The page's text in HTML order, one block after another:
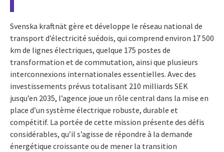
Svenska kraftnät gère et développe le réseau national de
transport d’électricité suédois, qui comprend environ 17 500
km de lignes électriques, quelque 175 postes de
transformation et de commutation, ainsi que plusieurs
interconnexions internationales essentielles. Avec des
investissements prévus totalisant 210 milliards SEK
jusqu’en 2035, l’agence joue un rôle central dans la mise en
place d’un système électrique robuste, durable et
compétitif. La portée de cette mission présente des défis
considérables, qu’il s’agisse de répondre à la demande
énergétique croissante ou de mener la transition